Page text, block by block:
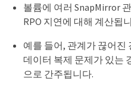
볼륨에 여러 SnapMirror
RPO 지연에 대해 계산됩
예를 들어, 관계가 끊어진
데이터 복제 문제가 있는
으로 간주됩니다.